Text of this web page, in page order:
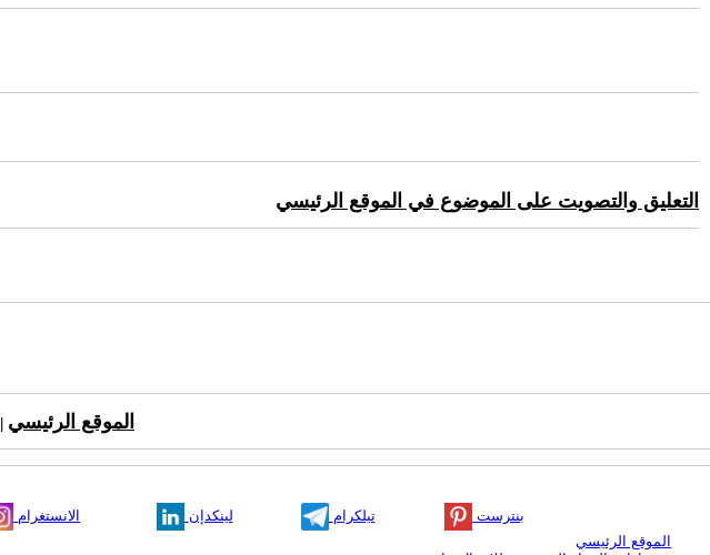
التعليق والتصويت على الموضوع في الموقع الرئيسي
الموقع الرئيسي
الانستغرام لينكدإن تيلكرام
بنترست
الموقع الرئيسي